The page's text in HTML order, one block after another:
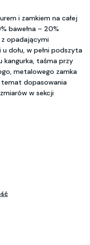
i zamkiem na całej
bawełna – 20%
opadającymi
dołu, w pełni podszyta
kangurka, taśma przy
metalowego zamka
temat dopasowania
w sekcji